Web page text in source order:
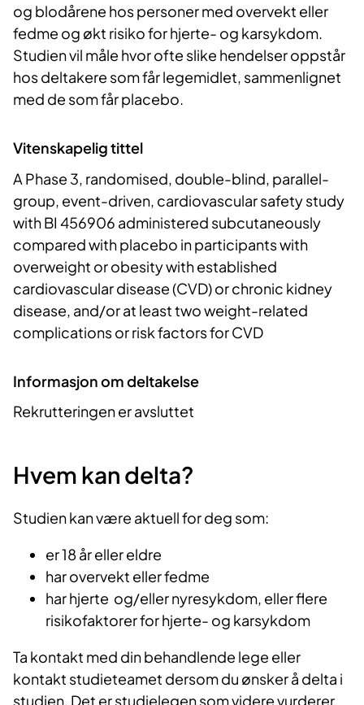
og blodårene hos personer med overvekt eller
fedme og økt risiko for hjerte- og karsykdom.
Studien vil måle hvor ofte slike hendelser oppstår
hos deltakere som får legemidlet, sammenlignet
med de som får placebo.
Vitenskapelig tittel
A Phase 3, randomised, double-blind, parallel-
group, event-driven, cardiovascular safety study
with BI 456906 administered subcutaneously
compared with placebo in participants with
overweight or obesity with established
cardiovascular disease (CVD) or chronic kidney
disease, and/or at least two weight-related
complications or risk factors for CVD
Informasjon om deltakelse
Rekrutteringen er avsluttet
Hvem kan delta?
Studien kan være aktuell for deg som:
er 18 år eller eldre
har overvekt eller fedme
har hjerte og/eller nyresykdom, eller flere
risikofaktorer for hjerte- og karsykdom
Ta kontakt med din behandlende lege eller
kontakt studieteamet dersom du ønsker å delta i
studien. Det er studielegen som videre vurderer